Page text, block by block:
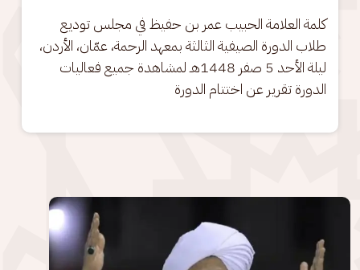
كلمة العلامة الحبيب عمر بن حفيظ في مجلس توديع
طلاب الدورة الصيفية الثالثة بمعهد الرحمة، عمّان، الأردن،
ليلة الأحد 5 صفر 1448هـ لمشاهدة جميع فعاليات
الدورة تقرير عن اختتام الدورة
الصورة